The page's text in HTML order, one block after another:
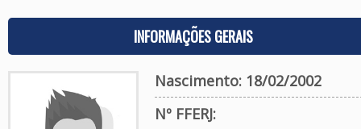
INFORMAÇÕES GERAIS
Nascimento: 18/02/2002
Nº FFERJ: